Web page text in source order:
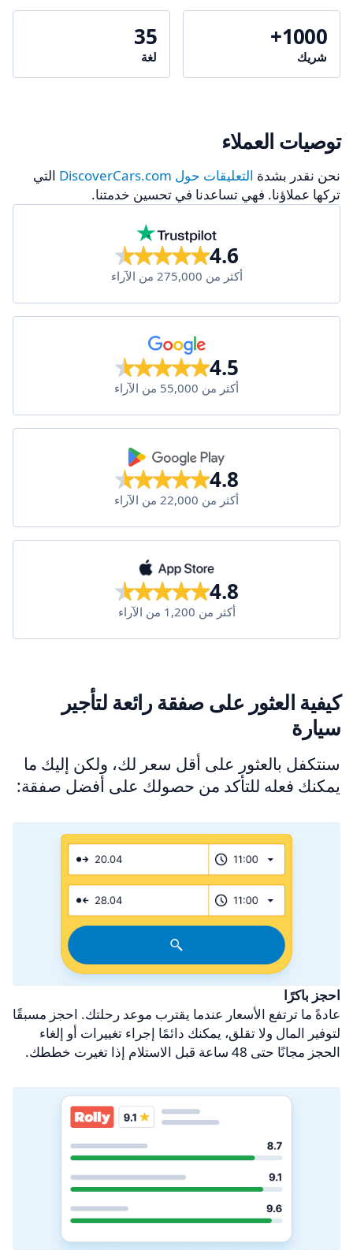
1000+
شريك
35
لغة
توصيات العملاء
نحن نقدر بشدة التعليقات حول DiscoverCars.com
التي
تركها عملاؤنا. فهي تساعدنا في تحسين خدمتنا.
4.6
أكثر من 275,000 من الآراء
4.5
أكثر من 55,000 من الآراء
4.8
أكثر من 22,000 من الآراء
4.8
أكثر من 1,200 من الآراء
كيفية العثور على صفقة رائعة لتأجير
سيارة
سنتكفل بالعثور على أقل سعر لك، ولكن إليك ما
يمكنك فعله للتأكد من حصولك على أفضل صفقة:
احجز باكرًا
عادةً ما ترتفع الأسعار عندما يقترب موعد رحلتك. احجز مسبقًا
لتوفير المال ولا تقلق، يمكنك دائمًا إجراء تغييرات أو إلغاء
الحجز مجانًا حتى 48 ساعة قبل الاستلام إذا تغيرت خططك.